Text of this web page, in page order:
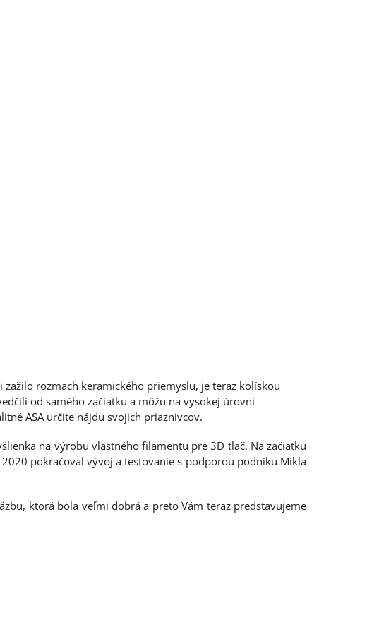
rozmach keramického priemyslu, je teraz kolískou
od samého začiatku a môžu na vysokej úrovni
ASAurčite nájdu svojich priaznivcov.
na výrobu vlastného filamentu pre 3D tlač. Na začiatku
pokračoval vývoj a testovanie s podporou podniku Mikla
ktorá bola veľmi dobrá a preto Vám teraz predstavujeme